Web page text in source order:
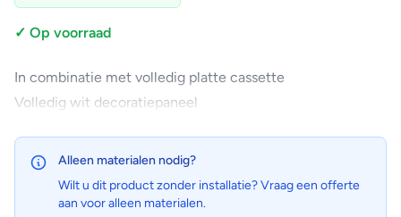
✓ Op voorraad
In combinatie met volledig platte cassette
Volledig wit decoratiepaneel
Alleen materialen nodig?
Wilt u dit product zonder installatie? Vraag een offerte
aan voor alleen materialen.